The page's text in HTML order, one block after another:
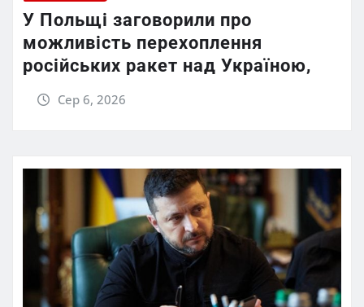
У Польщі заговорили про
можливість перехоплення
російських ракет над Україною,
Сер 6, 2026